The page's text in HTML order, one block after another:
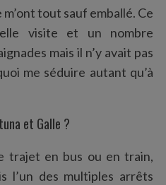
tout sauf emballé. Ce
visite et un nombre
mais il n’y avait pas
me séduire autant qu’à
et Galle ?
trajet en bus ou en train,
l’un des multiples arrêts